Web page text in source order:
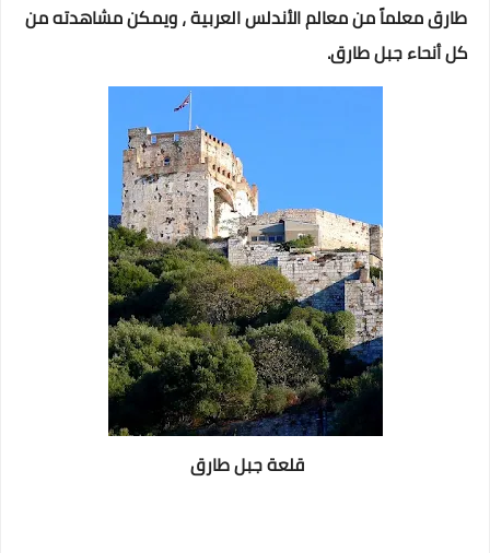
طارق معلماً من معالم الأندلس العربية ، ويمكن مشاهدته من
كل أنحاء جبل طارق.
قلعة جبل طارق